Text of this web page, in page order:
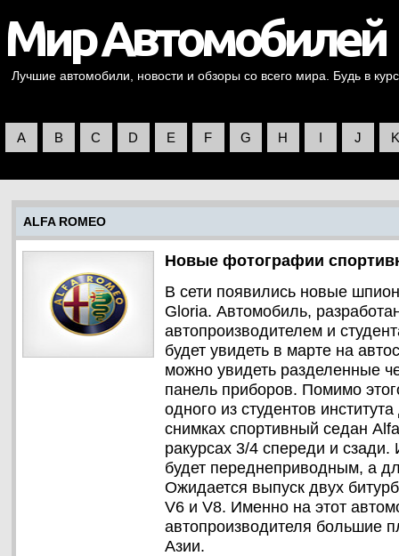
Лучшие автомобили, новости и обзоры со всего мира. Будь в
A B C D E F G H I J K
ALFA ROMEO
Новые фотографии
В сети появились новые
Gloria. Автомобиль,
автопроизводителем и
будет увидеть в марте на
можно увидеть разделенные
панель приборов. Помимо
одного из студентов
снимках спортивный седан
ракурсах 3/4 спереди и
будет переднеприводным, а
Ожидается выпуск двух
V6 и V8. Именно на этот
автопроизводителя большие
Азии.